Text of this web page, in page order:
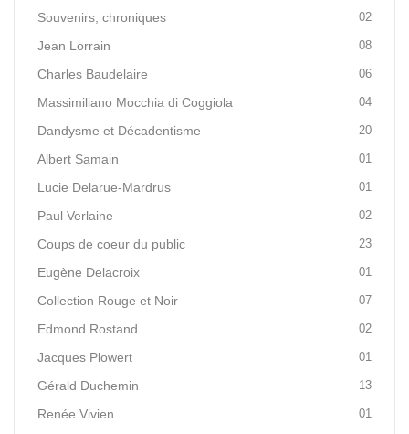
Souvenirs, chroniques 02
Jean Lorrain 08
Charles Baudelaire 06
Massimiliano Mocchia di Coggiola 04
Dandysme et Décadentisme 20
Albert Samain 01
Lucie Delarue-Mardrus 01
Paul Verlaine 02
Coups de coeur du public 23
Eugène Delacroix 01
Collection Rouge et Noir 07
Edmond Rostand 02
Jacques Plowert 01
Gérald Duchemin 13
Renée Vivien 01